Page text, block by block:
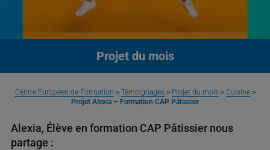
Projet du mois
Centre Européen de Formation > Témoignages> Projet du mois> Cuisine>
Projet Alexia – Formation CAP Pâtissier
Alexia, Élève en formation CAP Pâtissier nous
partage :